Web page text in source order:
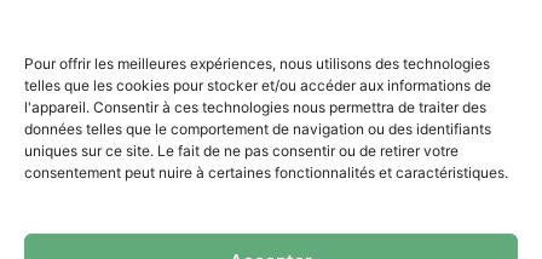
Pour offrir les meilleures expériences, nous utilisons des technologies
telles que les cookies pour stocker et/ou accéder aux informations de
l'appareil. Consentir à ces technologies nous permettra de traiter des
données telles que le comportement de navigation ou des identifiants
uniques sur ce site. Le fait de ne pas consentir ou de retirer votre
consentement peut nuire à certaines fonctionnalités et caractéristiques.
Promotion
Blogue
Nous contacter